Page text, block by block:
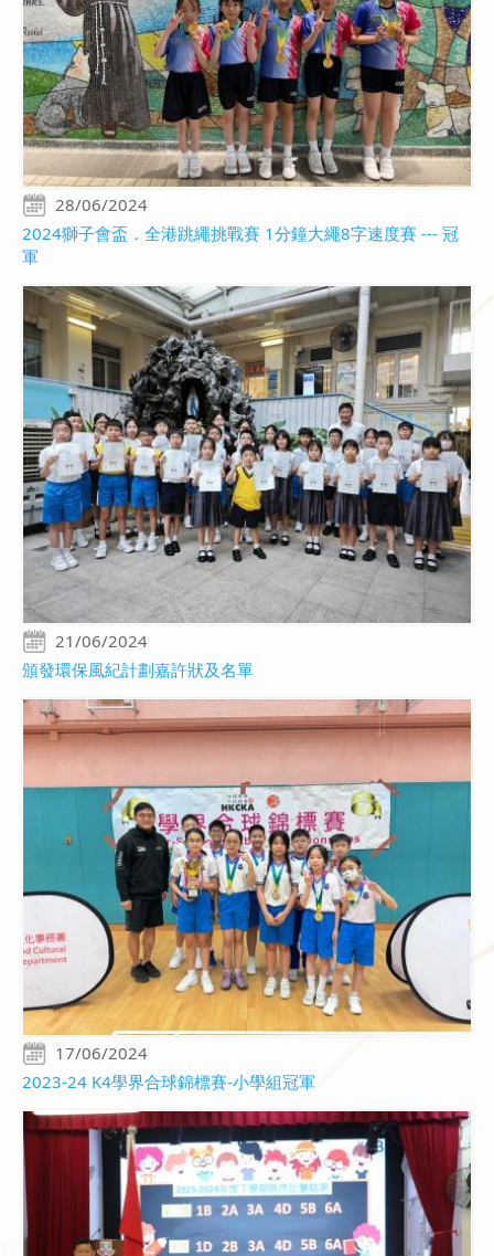
28/06/2024
2024獅子會盃．全港跳繩挑戰賽 1分鐘大繩8字速度賽 --- 冠
軍
21/06/2024
頒發環保風紀計劃嘉許狀及名單
17/06/2024
2023-24 K4學界合球錦標賽-小學組冠軍